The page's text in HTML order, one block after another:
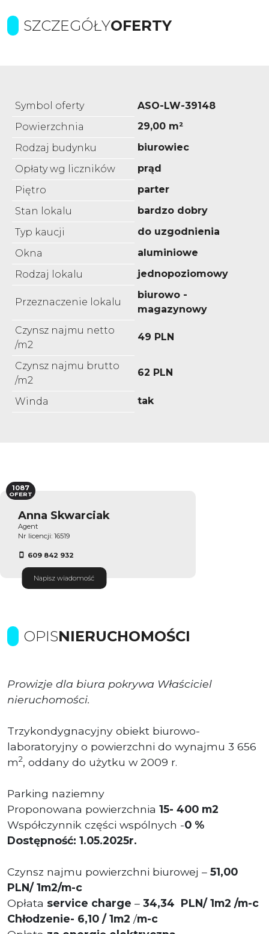
SZCZEGÓŁYOFERTY
Symbol oferty
ASO-LW-39148
Powierzchnia
29,00 m²
Rodzaj budynku
biurowiec
Opłaty wg liczników
prąd
Piętro
parter
Stan lokalu
bardzo dobry
Typ kaucji
do uzgodnienia
Okna
aluminiowe
Rodzaj lokalu
jednopoziomowy
Przeznaczenie lokalu
biurowo -
magazynowy
Czynsz najmu netto
/m2
49 PLN
Czynsz najmu brutto
/m2
62 PLN
Winda tak
Anna Skwarciak
Agent
Nr licencji: 16519
609 842 932
Napisz wiadomość
1087
OFERT
OPISNIERUCHOMOŚCI
Prowizje dla biura pokrywa Właściciel
nieruchomości.
Trzykondygnacyjny obiekt biurowo-
laboratoryjny o powierzchni do wynajmu 3 656
m2, oddany do użytku w 2009 r.
Parking naziemny
Proponowana powierzchnia 15- 400 m2
Współczynnik części wspólnych -0 %
Dostępność: 1.05.2025r.
Czynsz najmu powierzchni biurowej – 51,00
PLN/ 1m2/m-c
Opłata service charge – 34,34 PLN/ 1m2 /m-c
Chłodzenie- 6,10 / 1m2 /m-c